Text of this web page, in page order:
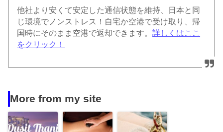
他社より安くて安定した通信状態を維持、日本と同
じ環境でノンストレス！自宅か空港で受け取り、帰
国時にそのまま空港で返却できます。詳しくはここ
をクリック！
More from my site